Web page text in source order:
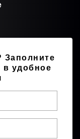
Заполните
в удобное